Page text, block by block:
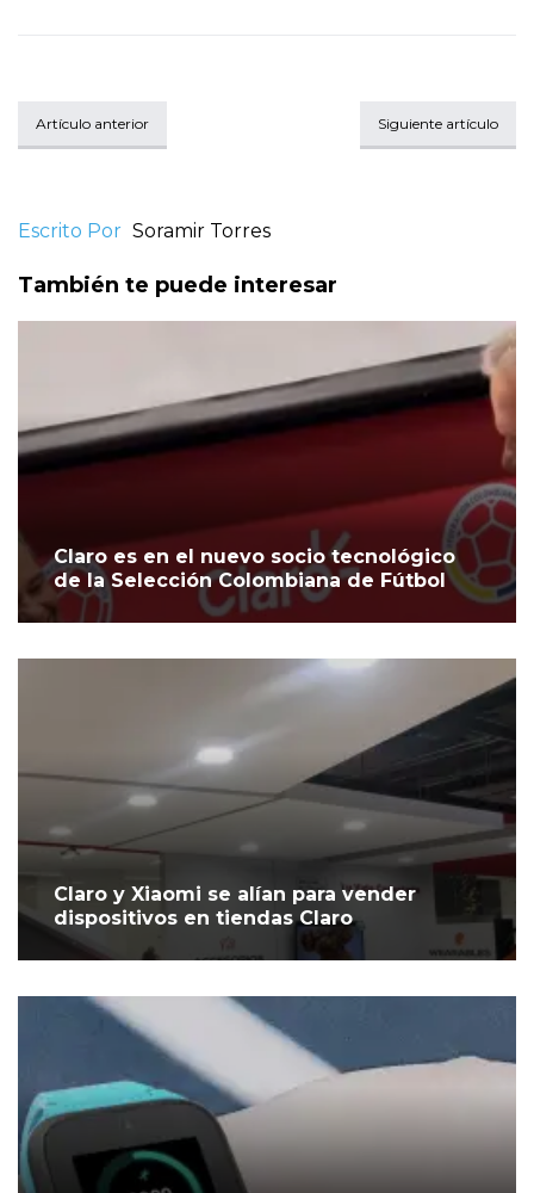
Artículo anterior Siguiente artículo
Escrito Por Soramir Torres
También te puede interesar
Claro es en el nuevo socio tecnológico
de la Selección Colombiana de Fútbol
Claro y Xiaomi se alían para vender
dispositivos en tiendas Claro